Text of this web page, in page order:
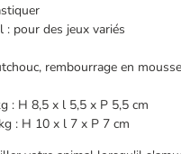
pour des jeux variés
rembourrage en
: H 8,5 x l 5,5 x P 5,5 cm
: H 10 x l 7 x P 7 cm